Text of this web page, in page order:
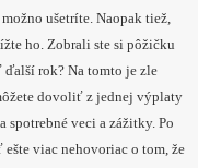
ušetríte. Naopak tiež,
ho. Zobrali ste si pôžičku
rok? Na tomto je zle
dovoliť z jednej výplaty
spotrebné veci a zážitky. Po
viac nehovoriac o tom, že